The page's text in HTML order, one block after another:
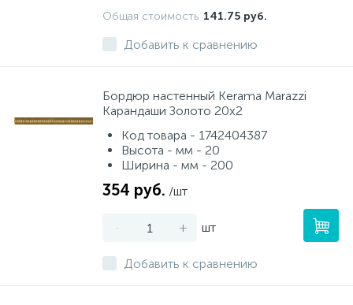
Общая стоимость 141.75 руб.
Добавить к сравнению
Бордюр настенный Kerama Marazzi
Карандаши Золото 20x2
Код товара - 1742404387
Высота - мм - 20
Ширина - мм - 200
354 руб. /шт
- + шт
Добавить к сравнению